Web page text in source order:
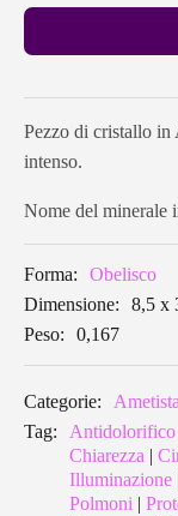
Pezzo di cristallo in
intenso.
Nome del minerale
Forma:
Obelisco
Dimensione:
8,5 x
Peso:
0,167
Categorie:
Tag:
Antidolorifico
Chiarezza
Illuminazione
Polmoni